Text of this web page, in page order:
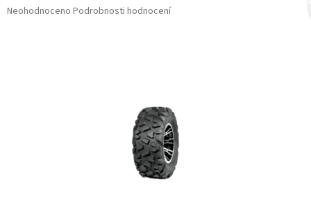
Průměrné
Neohodnoceno Podrobnosti hodnocení